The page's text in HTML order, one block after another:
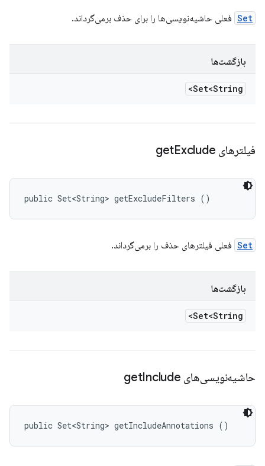
Set فعلی حاشیه‌نویسی‌ها را برای حذف برمی‌گرداند.
بازگشت‌ها
Set<String>
فیلترهای get Exclude
public Set<String> getExcludeFilters ()
Set فعلی فیلترهای حذف را برمی‌گرداند.
بازگشت‌ها
Set<String>
حاشیه‌نویسی‌های get Include
public Set<String> getIncludeAnnotations ()